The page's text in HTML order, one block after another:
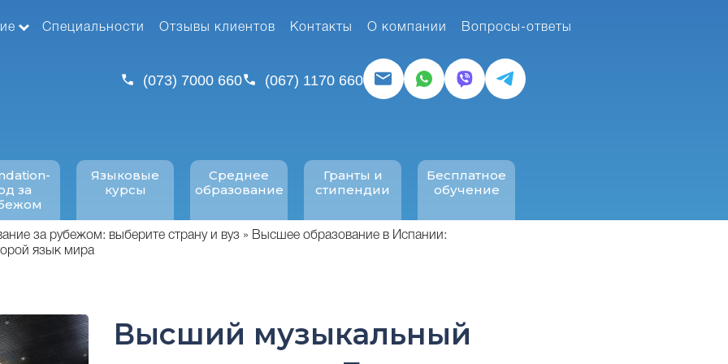
Специальности Отзывы клиентов Контакты О компании Вопросы-ответы
(073) 7000 660 (067) 1170 660
за
Языковые
курсы
Среднее
образование
Гранты и
стипендии
Бесплатное
обучение
за рубежом: выберите страну и вуз
Высшее образование в Испании:
язык мира
Высший музыкальный